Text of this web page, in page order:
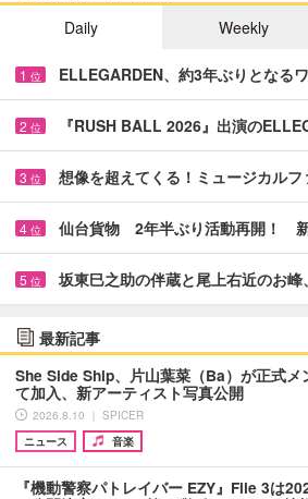
Daily
Weekly
1 位 ELLEGARDEN、約3年ぶりとなる
2 位 『RUSH BALL 2026』出演の
3 位 想像を超えてくる！ミュージカル
4 位 仙台貨物 2年半ぶり活動再開！
5 位 坂東巳之助の伴蔵と尾上右近のお
最新記事
She Side Ship、片山葉菜（Ba）が正式メ
て加入、新アーティスト写真公開
2026.8.10 ｜ SPICER
ニュース
音楽
『機動警察パトレイバー EZY』File 3は